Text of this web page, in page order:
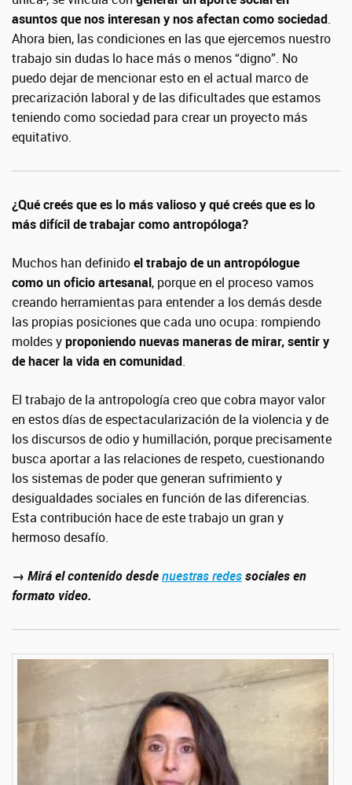
asuntos que nos interesan y nos afectan como sociedad.
Ahora bien, las condiciones en las que ejercemos nuestro
trabajo sin dudas lo hace más o menos “digno”. No
puedo dejar de mencionar esto en el actual marco de
precarización laboral y de las dificultades que estamos
teniendo como sociedad para crear un proyecto más
equitativo.
¿Qué creés que es lo más valioso y qué creés que es lo
más difícil de trabajar como antropóloga?
Muchos han definidoel trabajo de un antropólogue
como un oficio artesanal, porque en el proceso vamos
creando herramientas para entender a los demás desde
las propias posiciones que cada uno ocupa: rompiendo
moldes yproponiendo nuevas maneras de mirar, sentir y
de hacer la vida en comunidad.
El trabajo de la antropología creo que cobra mayor valor
en estos días de espectacularización de la violencia y de
los discursos de odio y humillación, porque precisamente
busca aportar a las relaciones de respeto, cuestionando
los sistemas de poder que generan sufrimiento y
desigualdades sociales en función de las diferencias.
Esta contribución hace de este trabajo un gran y
hermoso desafío.
→ Mirá el contenido desdenuestras redessociales en
formato video.